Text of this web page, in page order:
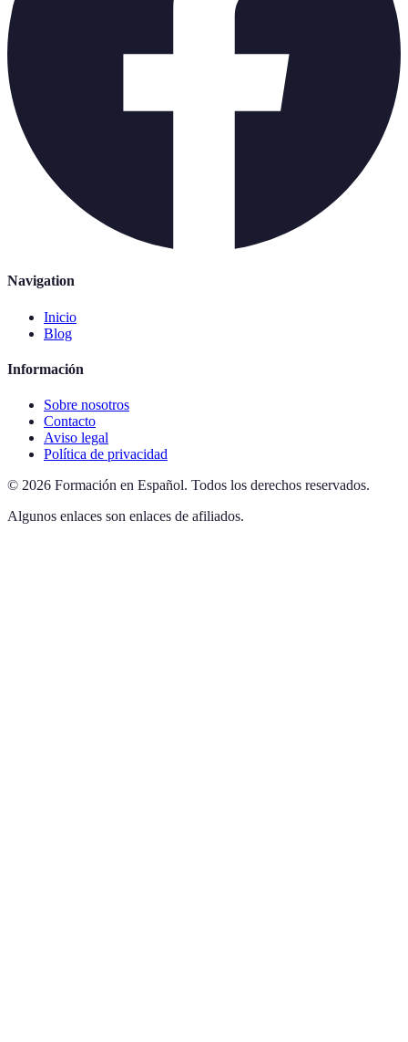
Navigation
Inicio
Blog
Información
Sobre nosotros
Contacto
Aviso legal
Política de privacidad
© 2026 Formación en Español. Todos los derechos reservados.
Algunos enlaces son enlaces de afiliados.